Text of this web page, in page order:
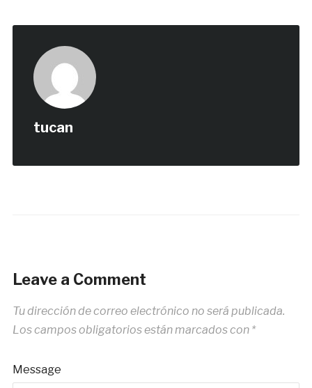
tucan
Leave a Comment
Tu dirección de correo electrónico no será publicada.
Los campos obligatorios están marcados con *
Message